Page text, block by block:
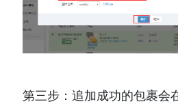
第三步：追加成功的包裹会